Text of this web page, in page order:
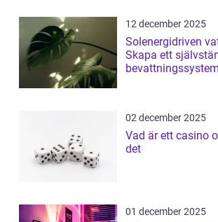
12 december 2025
Solenergidriven
Skapa ett
bevattningssystem
02 december 2025
Vad är ett casino
det
01 december 2025